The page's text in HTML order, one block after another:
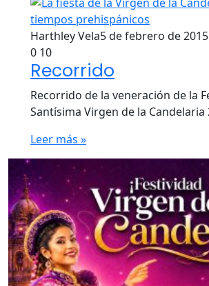
Harthley Vela5 de febrero de 2015
0 10
Recorrido
Recorrido de la veneración de la
Santísima Virgen de la Candelaria
Leer más »